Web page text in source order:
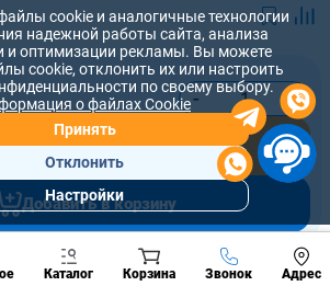
- +
Купить сейчас
Добавить в корзину
цену, которую вы готовы заплатить за
Каталог Корзина Звонок Адрес
Позвонить
разделы
cookie и аналогичные технологии
надежной работы сайта, анализа
и оптимизации рекламы. Вы можете
cookie, отклонить их или настроить
по своему выбору.
о файлах Cookie
Принять
Отклонить
Настройки